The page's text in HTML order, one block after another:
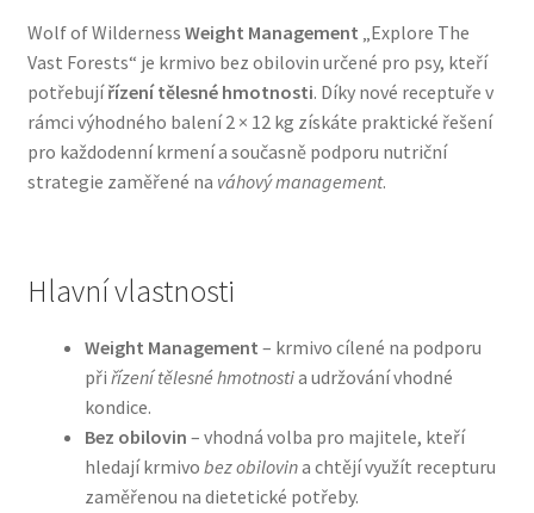
Hill’s pro psy
Hračky pro psy
Konzervy a kapsičky pro psy
Oblečky pro psy
Pamlsky pro psy
Pelíšky pro psy
Ortopedické pelíšky
Wolf of Wilderness Weight Management „Explore The
Vast Forests“ je krmivo bez obilovin určené pro psy, kteří
potřebujířízení tělesné hmotnosti. Díky nové receptuře v
rámci výhodného balení 2 × 12 kg získáte praktické řešení
pro každodenní krmení a současně podporu nutriční
strategie zaměřené na váhový management.
Hlavní vlastnosti
Weight Management – krmivo cílené na podporu
při řízení tělesné hmotnostia udržování vhodné
kondice.
Bez obilovin – vhodná volba pro majitele, kteří
hledají krmivo bez obilovina chtějí využít recepturu
zaměřenou na dietetické potřeby.